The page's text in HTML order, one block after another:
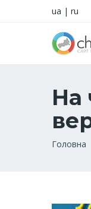
ua | ru
На
Головна